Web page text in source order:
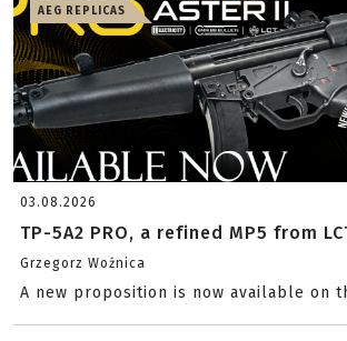
AEG REPLICAS
03.08.2026
TP-5A2 PRO, a refined MP5 from
Grzegorz Woźnica
A new proposition is now available on